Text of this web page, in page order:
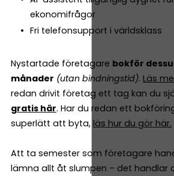
ekonomifrågor
Fri telefonsupport i världsklass
Nystartade företagare bokför
månader (utan bindningstid). Läs
redan drivit företag ett tag kan du
gratis här. Har du redan ett
superlätt att byta, läs hur du gör här.
Att ta semester som företagare
lämna allt åt slumpen – det handlar